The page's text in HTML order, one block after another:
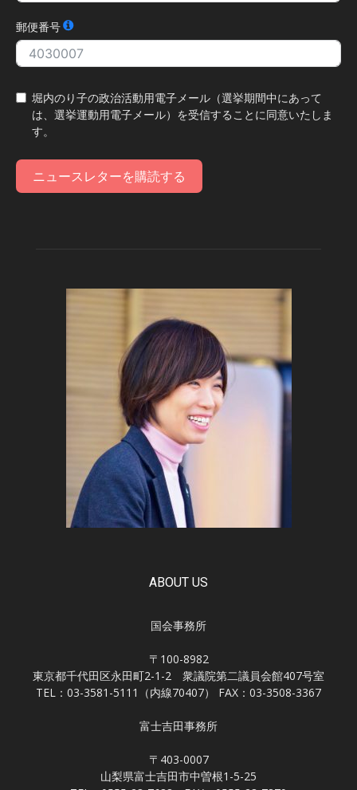
郵便番号
堀内のり子の政治活動用電子メール（選挙期間中にあって
は、選挙運動用電子メール）を受信することに同意いたしま
す。
ニュースレターを購読する
ABOUT US
国会事務所
〒100-8982
東京都千代田区永田町2-1-2 衆議院第二議員会館407号室
TEL：03-3581-5111（内線70407） FAX：03-3508-3367
富士吉田事務所
〒403-0007
山梨県富士吉田市中曽根1-5-25